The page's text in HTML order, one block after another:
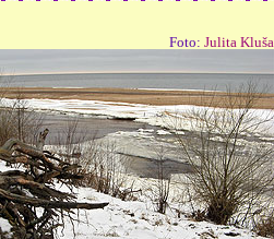
Foto: Julita Kluša